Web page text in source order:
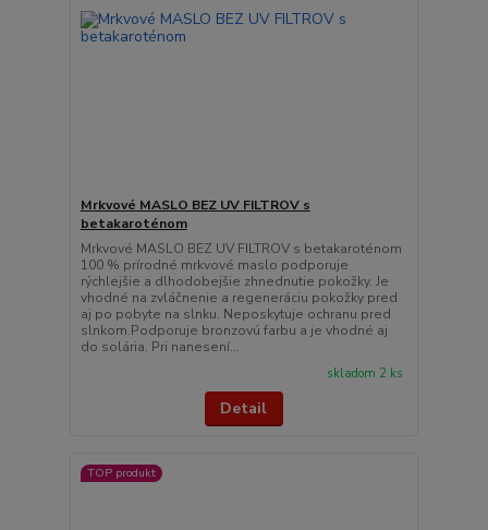
Mrkvové MASLO BEZ UV FILTROV s
betakaroténom
Mrkvové MASLO BEZ UV FILTROV s betakaroténom
100 % prírodné mrkvové maslo podporuje
rýchlejšie a dlhodobejšie zhnednutie pokožky. Je
vhodné na zvláčnenie a regeneráciu pokožky pred
aj po pobyte na slnku. Neposkytuje ochranu pred
slnkom.Podporuje bronzovú farbu a je vhodné aj
do solária. Pri nanesení...
skladom 2 ks
Detail
TOP produkt